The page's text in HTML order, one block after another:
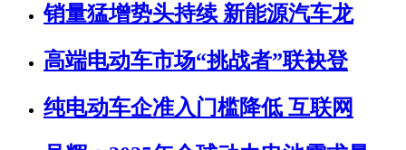
销量猛增势头持续 新能源汽车龙
高端电动车市场“挑战者”联袂登
纯电动车企准入门槛降低 互联网